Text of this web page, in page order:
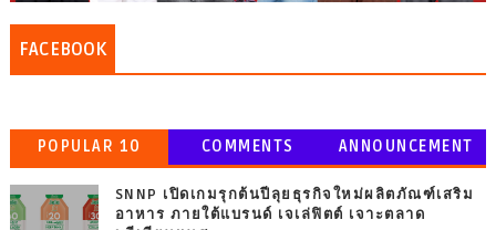
FACEBOOK
POPULAR 10 COMMENTS ANNOUNCEMENT
SNNP เปิดเกมรุกต้นปีลุยธุรกิจใหม่ผลิตภัณฑ์เสริม
อาหาร ภายใต้แบรนด์ เจเล่ฟิตต์ เจาะตลาด